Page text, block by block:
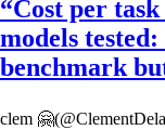
“Cost per
models
benchmark
clem